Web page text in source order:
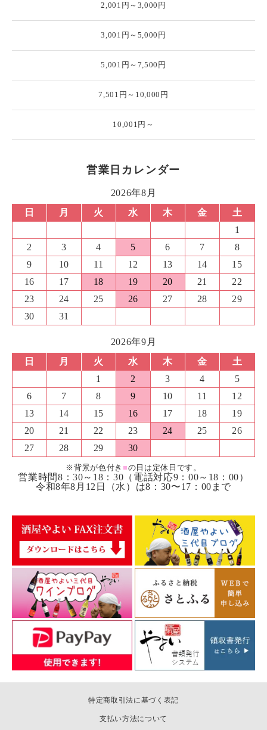
2,001円～3,000円
3,001円～5,000円
5,001円～7,500円
7,501円～10,000円
10,001円～
営業日カレンダー
2026年8月
日
月 火 水 木 金
土
1
2
3 4 5 6 7
8
9
10 11 12 13 14
15
16
17 18 19 20 21
22
23
24 25 26 27 28
29
30
31
2026年9月
日
月 火 水 木 金
土
1
2 3 4
5
6
7 8 9 10 11
12
13
14 15 16 17 18
19
20
21 22 23 24 25
26
27
28 29 30
※背景が色付き ■の日は定休日です。
営業時間8：30～18：30（電話対応9：00～18：00）
令和8年8月12日（水）は8：30〜17：00まで
特定商取引法に基づく表記
支払い方法について